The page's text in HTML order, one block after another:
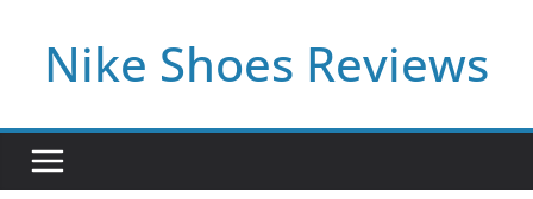
contentNike Shoes Reviews